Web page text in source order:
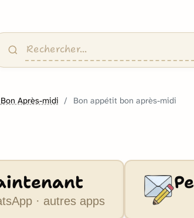
Bon Après-midi Bon appétit bon après-midi
· autres apps